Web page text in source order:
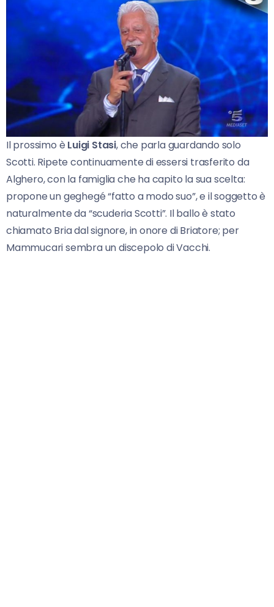
Il prossimo è Luigi Stasi, che parla guardando solo
Scotti. Ripete continuamente di essersi trasferito da
Alghero, con la famiglia che ha capito la sua scelta:
propone un geghegé “fatto a modo suo”, e il soggetto è
naturalmente da “scuderia Scotti”. Il ballo è stato
chiamato Bria dal signore, in onore di Briatore; per
Mammucari sembra un discepolo di Vacchi.